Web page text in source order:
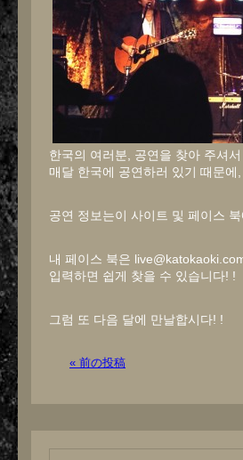
한국의 여러분, 공연을 찾아 주셔
매달 한국에 공연하러 있기 때문
공연 정보는이 사이트 및 페이스
내 페이스 북은
입력하면 쉽게 찾을 수 있습니다! !
그럼 또 다음 달에 만날합시다! !
« 前の投稿